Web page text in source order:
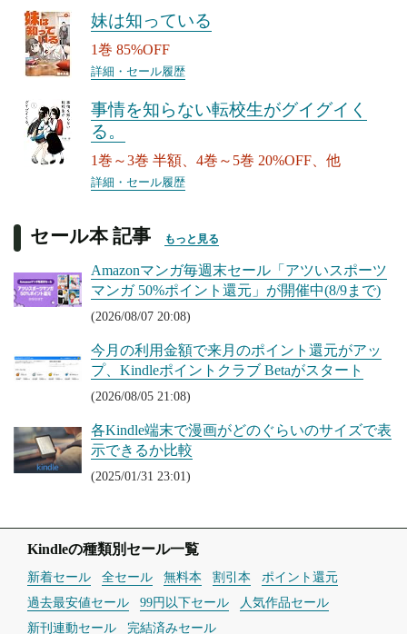
妹は知っている
1巻 85%OFF
詳細・セール履歴
事情を知らない転校生がグイグイく
る。
1巻～3巻 半額、4巻～5巻 20%OFF、他
詳細・セール履歴
セール本 記事 もっと見る
Amazonマンガ毎週末セール「アツいスポーツ
マンガ 50%ポイント還元」が開催中(8/9まで)
(2026/08/07 20:08)
今月の利用金額で来月のポイント還元がアッ
プ、Kindleポイントクラブ Betaがスタート
(2026/08/05 21:08)
各Kindle端末で漫画がどのぐらいのサイズで表
示できるか比較
(2025/01/31 23:01)
Kindleの種類別セール一覧
新着セール 全セール 無料本 割引本
ポイント還元
過去最安値セール
99円以下セール
人気作品セール
新刊連動セール
完結済みセール